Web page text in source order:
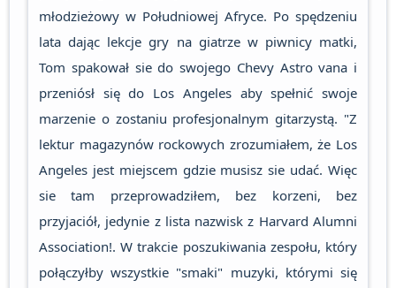
młodzieżowy w Południowej Afryce. Po spędzeniu
lata dając lekcje gry na giatrze w piwnicy matki,
Tom spakował sie do swojego Chevy Astro vana i
przeniósł się do Los Angeles aby spełnić swoje
marzenie o zostaniu profesjonalnym gitarzystą. "Z
lektur magazynów rockowych zrozumiałem, że Los
Angeles jest miejscem gdzie musisz sie udać. Więc
sie tam przeprowadziłem, bez korzeni, bez
przyjaciół, jedynie z lista nazwisk z Harvard Alumni
Association!. W trakcie poszukiwania zespołu, który
połączyłby wszystkie "smaki" muzyki, którymi się